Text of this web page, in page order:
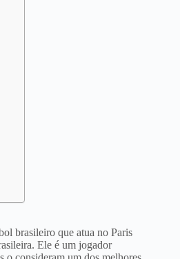
brasileiro que atua no Paris
Ele é um jogador